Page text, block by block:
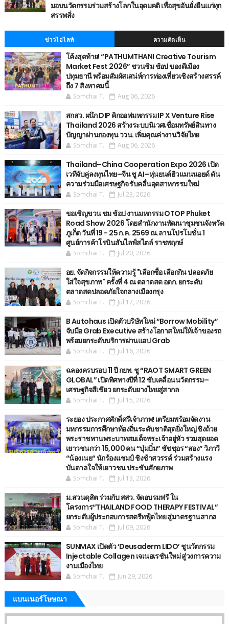
มอบนวัตกรรมร่วมสร้างโลกในอุดมคติ เพื่อสุขอันยั่งยืนแก่ทุก
สรรพสิ่ง
ข่าวไฮไลท์ ความคิดเห็น
โค้งสุดท้าย! “PATHUMTHANI Creative Tourism
Market Fest 2026” ชวนชิม ช้อป ของดีเมือง
ปทุมธานี พร้อมสัมผัสเสน่ห์การท่องเที่ยวเชิงสร้างสรรค์
ถึง 7 สิงหาคมนี้
Somchai T. Aug 06, 2026
สกสว. ผนึก DIP คิกออฟมหกรรม IP X Venture Rise
Thailand 2026 สร้างระบบนิเวศเชื่อมทรัพย์สินทาง
ปัญญาผ่านกองทุน ววน. เพิ่มคุณค่างานวิจัยไทย
Somchai T. Aug 06, 2026
Thailand–China Cooperation Expo 2026 เปิด
เวทีจับคู่ลงทุนไทย–จีน ชู AI–หุ่นยนต์ฮิวแมนนอยด์ ดัน
ความร่วมมือเศรษฐกิจ รับคลื่นอุตสาหกรรมใหม่
Somchai T. Jul 23, 2026
ขอเชิญขวน ชม ช้อป งานมหกรรม OTOP Phuket
Road Show 2026 โดยสำนักงานพัฒนาชุมชนจังหวัด
ภูเก็ต วันที่ 19 - 25 ก.ค. 2569 ณ.ลานโปรโมชั่น 1
ศูนย์การค้าโรบินสันไลฟ์สไตล์ ราชพฤกษ์
Somchai T. Jul 20, 2026
อย. จัดกิจกรรมให้ความรู้ "เลือกซื้อ เลือกกิน ปลอดภัย
ใส่ใจสุขภาพ" ครั้งที่ 4 ณ ตลาดสด อตก. ยกระดับ
ตลาดสดปลอดภัยใจกลางเมืองกรุง
Somchai T. Jul 17, 2026
B Autohaus เปิดตัวบริษัทใหม่ “Borrow Mobility”
จับมือ Grab Executive สร้างโอกาสใหม่ให้เจ้าของรถ
พร้อมยกระดับบริการผ่านแอป Grab
Somchai T. Jul 16, 2026
ฉลองครบรอบ 11 ปี กยท. ชู “RAOT SMART GREEN
GLOBAL” เปิดทิศทางปีที่ 12 ขับเคลื่อนนวัตกรรม–
เศรษฐกิจสีเขียว ยกระดับยางไทยสู่สากล
Somchai T. Jul 15, 2026
ระยอง ประกาศศักดิ์ศรีเจ้าภาพ! เตรียมพร้อมจัดงาน
มหกรรมการศึกษาท้องถิ่นระดับชาติสุดยิ่งใหญ่ ชิงถ้วย
พระราชทานพระบาทสมเด็จพระเจ้าอยู่หัว รวมสุดยอด
เยาวชนกว่า 15,000 คน “บุ๋มบิ๋ม” ชัชชุอร “สอง” วิภาวี
“น้องเนย“ นักร้องแชมป์ ชิงช้าสวรรค์ ร่วมสร้างแรง
บันดาลใจให้เยาวชน ประชันศักยภาพ
Somchai T. Jul 13, 2026
ม.สวนดุสิต ร่วมกับ สสว. จัดอบรมฟรี ใน
โครงการ“THAILAND FOOD THERAPY FESTIVAL”
ยกระดับผู้ประกอบการสตรีทฟู้ดไทย สู่มาตรฐานสากล
Somchai T. Jul 09, 2026
SUNMAX เปิดตัว ‘Deusaderm LIDO’ ชูนวัตกรรม
Injectable Collagen เจเนอเรชันใหม่ สู่วงการความ
งามเมืองไทย
Somchai T. Jun 29, 2026
แบนเนอร์โษษณา